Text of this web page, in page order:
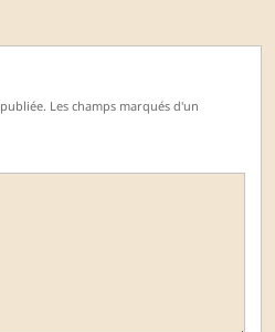
Les champs marqués d'un